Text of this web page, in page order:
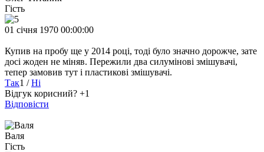
Гість
01 січня 1970 00:00:00
Купив на пробу ще у 2014 році, тоді було значно дорожче, зате
досі жоден не міняв. Пережили два силумінові змішувачі,
тепер замовив тут і пластикові змішувачі.
Так1 /Ні
Відгук корисний? +1
Відповісти
Валя
Гість